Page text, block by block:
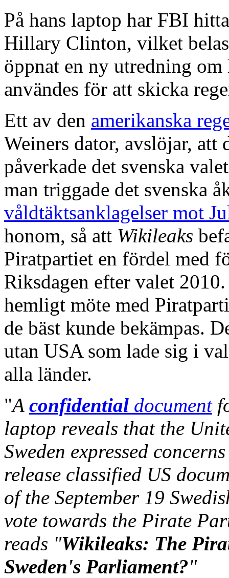
På hans laptop har FBI
Hillary Clinton, vilket
öppnat en ny utredning om
användes för att skicka
Ett av den amerikanska
Weiners dator, avslöjar, att
påverkade det svenska
man triggade det svenska
våldtäktsanklagelser mot
honom, så att Wikileaks
Piratpartiet en fördel med
Riksdagen efter valet
hemligt möte med
de bäst kunde bekämpas.
utan USA som lade sig i
alla länder.
"A confidential document
laptop reveals that the
Sweden expressed
release classified US
of the September 19
vote towards the Pirate
reads "Wikileaks: The
Sweden's Parliament?"